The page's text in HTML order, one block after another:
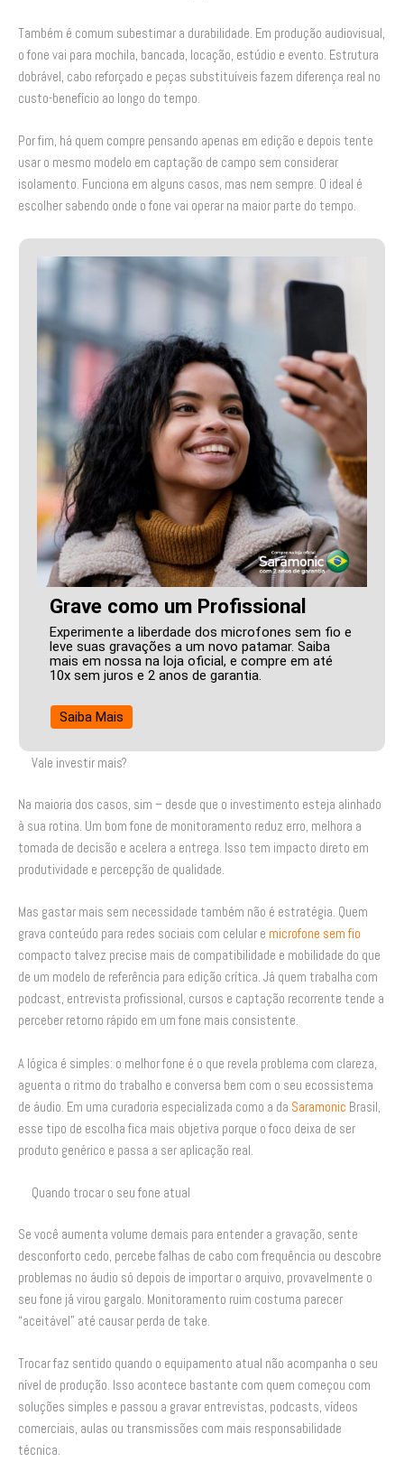
Também é comum subestimar a durabilidade. Em produção audiovisual,
o fone vai para mochila, bancada, locação, estúdio e evento. Estrutura
dobrável, cabo reforçado e peças substituíveis fazem diferença real no
custo-benefício ao longo do tempo.
Por fim, há quem compre pensando apenas em edição e depois tente
usar o mesmo modelo em captação de campo sem considerar
isolamento. Funciona em alguns casos, mas nem sempre. O ideal é
escolher sabendo onde o fone vai operar na maior parte do tempo.
Grave como um Profissional
Experimente a liberdade dos microfones sem fio e
leve suas gravações a um novo patamar. Saiba
mais em nossa na loja oficial, e compre em até
10x sem juros e 2 anos de garantia.
Saiba Mais
Vale investir mais?
Na maioria dos casos, sim – desde que o investimento esteja alinhado
à sua rotina. Um bom fone de monitoramento reduz erro, melhora a
tomada de decisão e acelera a entrega. Isso tem impacto direto em
produtividade e percepção de qualidade.
Mas gastar mais sem necessidade também não é estratégia. Quem
grava conteúdo para redes sociais com celular e microfone sem fio
compacto talvez precise mais de compatibilidade e mobilidade do que
de um modelo de referência para edição crítica. Já quem trabalha com
podcast, entrevista profissional, cursos e captação recorrente tende a
perceber retorno rápido em um fone mais consistente.
A lógica é simples: o melhor fone é o que revela problema com clareza,
aguenta o ritmo do trabalho e conversa bem com o seu ecossistema
de áudio. Em uma curadoria especializada como a da Saramonic Brasil,
esse tipo de escolha fica mais objetiva porque o foco deixa de ser
produto genérico e passa a ser aplicação real.
Quando trocar o seu fone atual
Se você aumenta volume demais para entender a gravação, sente
desconforto cedo, percebe falhas de cabo com frequência ou descobre
problemas no áudio só depois de importar o arquivo, provavelmente o
seu fone já virou gargalo. Monitoramento ruim costuma parecer
“aceitável” até causar perda de take.
Trocar faz sentido quando o equipamento atual não acompanha o seu
nível de produção. Isso acontece bastante com quem começou com
soluções simples e passou a gravar entrevistas, podcasts, vídeos
comerciais, aulas ou transmissões com mais responsabilidade
técnica.